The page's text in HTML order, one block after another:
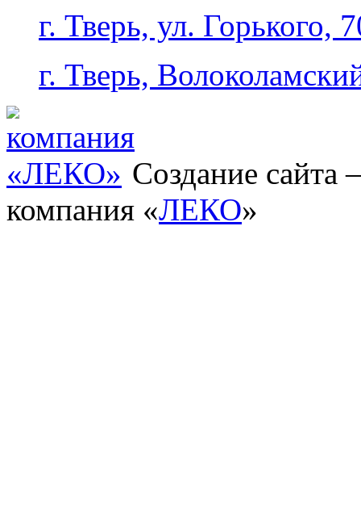
г. Тверь, ул. Горького,
г. Тверь,
Создание сайта
компания «ЛЕКО»